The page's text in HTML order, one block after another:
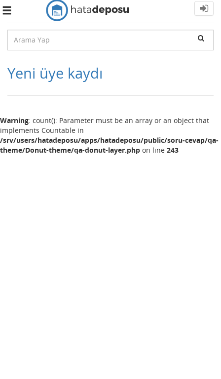
Toggle
Yeni üye kaydı
Warning: count(): Parameter must be an array or an object that
implements Countable in
/srv/users/hatadeposu/apps/hatadeposu/public/soru-cevap/qa-
theme/Donut-theme/qa-donut-layer.php on line 243